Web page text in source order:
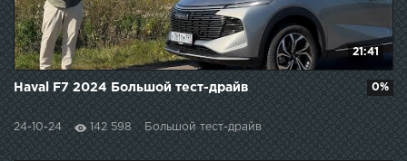
21:41
Haval F7 2024 Большой тест-драйв
24-10-24 142 598 Большой тест-драйв
0%